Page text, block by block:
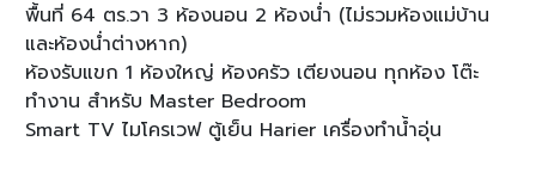
พื้นที่ 64 ตร.วา 3 ห้องนอน 2 ห้องน่ำ (ไม่รวมห้องแม่บ้าน
และห้องน่ำต่างหาก)
ห้องรับแขก 1 ห้องใหญ่ ห้องครัว เตียงนอน ทุกห้อง โต๊ะ
ทำงาน สำหรับ Master Bedroom
Smart TV ไมโครเวฟ ตู้เย็น Harier เครื่องทำน้ำอุ่น